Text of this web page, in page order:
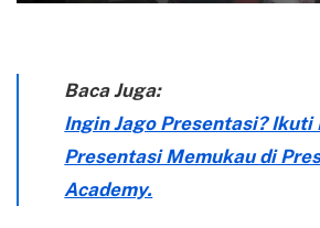
Baca Juga:
Ingin Jago Presentasi? Ikuti
Presentasi Memukau di
Academy.